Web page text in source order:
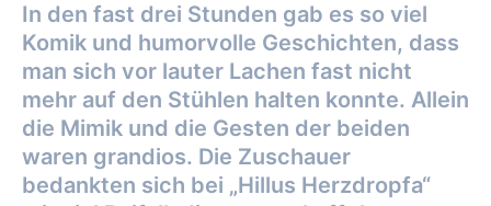
In den fast drei Stunden gab es so viel
Komik und humorvolle Geschichten, dass
man sich vor lauter Lachen fast nicht
mehr auf den Stühlen halten konnte. Allein
die Mimik und die Gesten der beiden
waren grandios. Die Zuschauer
bedankten sich bei „Hillus Herzdropfa“